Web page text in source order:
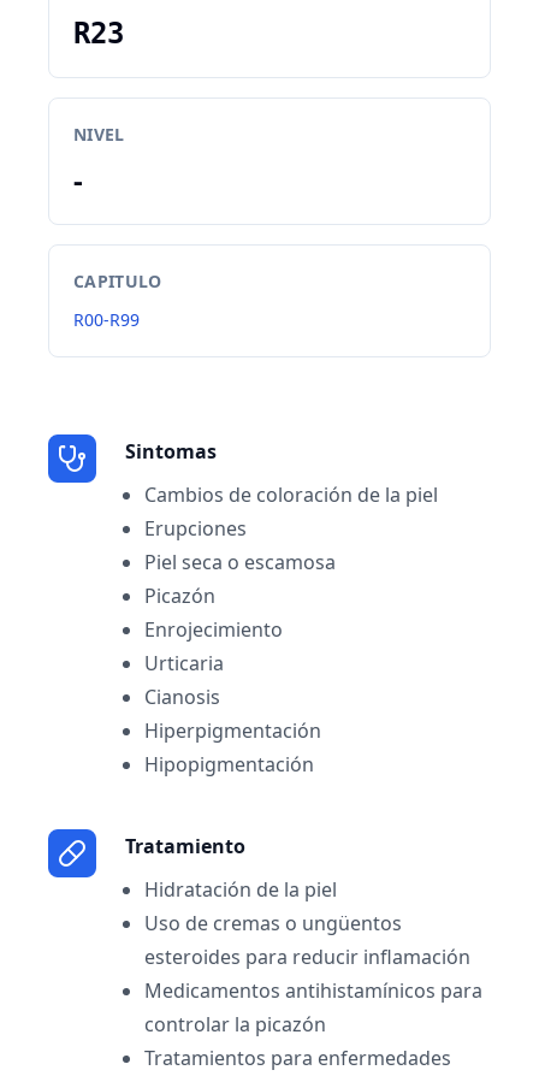
R23
NIVEL
-
CAPITULO
R00-R99
Sintomas
Cambios de coloración de la piel
Erupciones
Piel seca o escamosa
Picazón
Enrojecimiento
Urticaria
Cianosis
Hiperpigmentación
Hipopigmentación
Tratamiento
Hidratación de la piel
Uso de cremas o ungüentos
esteroides para reducir inflamación
Medicamentos antihistamínicos para
controlar la picazón
Tratamientos para enfermedades